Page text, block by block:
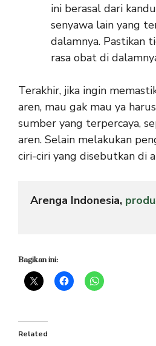
ini berasal dari
senyawa lain yang
dalamnya. Pastikan
rasa obat di
Terakhir, jika ingin
aren, mau gak mau ya
sumber yang terpercaya,
aren. Selain melakukan
ciri-ciri yang disebutkan di
Arenga Indonesia,
Bagikan ini:
Related